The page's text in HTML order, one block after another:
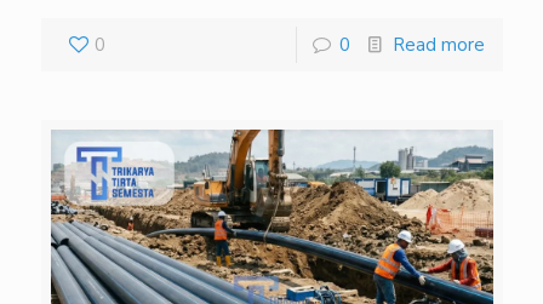
0 0 Read more